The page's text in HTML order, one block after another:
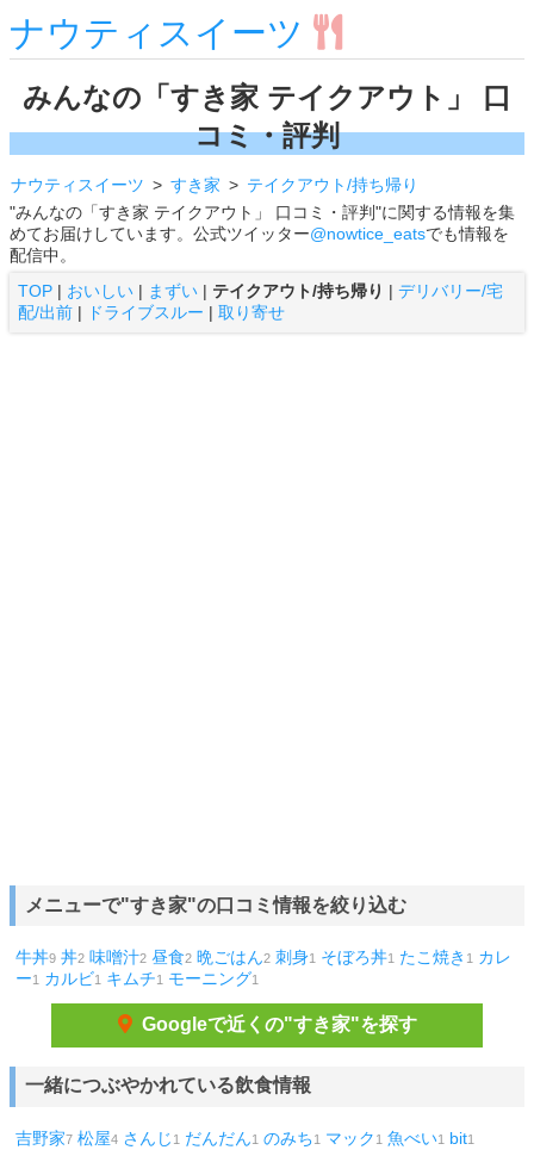
ナウティスイーツ
みんなの「すき家 テイクアウト」 口
コミ・評判
ナウティスイーツ すき家
テイクアウト/持ち帰り
"みんなの「すき家 テイクアウト」 口コミ・評判"に関する情報を集
めてお届けしています。公式ツイッター@nowtice_eatsでも情報を
配信中。
TOP | おいしい | まずい | テイクアウト/持ち帰り | デリバリー/宅
配/出前 | ドライブスルー | 取り寄せ
メニューで"すき家"の口コミ情報を絞り込む
牛丼9 丼2 味噌汁2 昼食2 晩ごはん2 刺身1 そぼろ丼1 たこ焼き 1
カレ
ー1 カルビ1 キムチ1 モーニング1
Googleで近くの"すき家"を探す
一緒につぶやかれている飲食情報
吉野家7 松屋4 さんじ 1 だんだん1 のみち1 マック 1 魚べい1 bit1